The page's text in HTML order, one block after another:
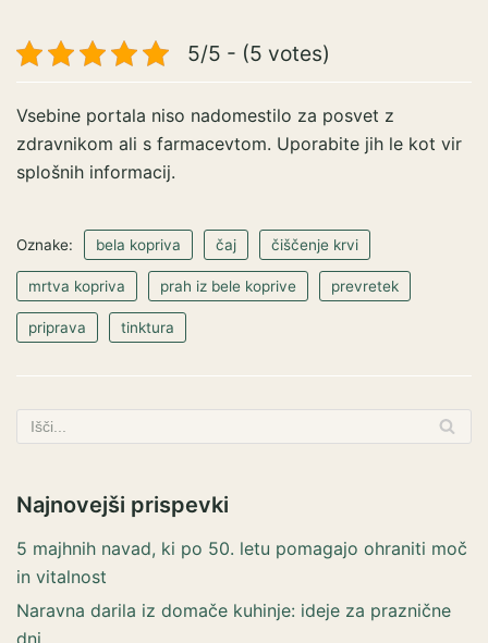
5/5 - (5 votes)
Vsebine portala niso nadomestilo za posvet z
zdravnikom ali s farmacevtom. Uporabite jih le kot vir
splošnih informacij.
Oznake: bela kopriva čaj čiščenje krvi
mrtva kopriva prah iz bele koprive prevretek
priprava tinktura
Najnovejši prispevki
5 majhnih navad, ki po 50. letu pomagajo ohraniti moč
in vitalnost
Naravna darila iz domače kuhinje: ideje za praznične
dni